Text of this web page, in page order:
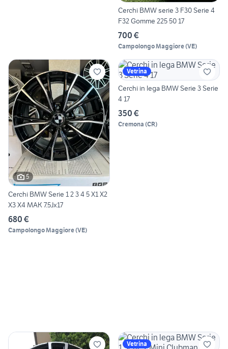
Cerchi BMW serie 3 F30 Serie 4
F32 Gomme 225 50 17
700 €
Campolongo Maggiore(VE)
5
Cerchi BMW Serie 1 2 3 4 5 X1 X2
X3 X4 MAK 7.5Jx17
680 €
Campolongo Maggiore(VE)
Vetrina
Cerchi in lega BMW Serie 3 Serie
4 17
350 €
Cremona (CR)
Vetrina